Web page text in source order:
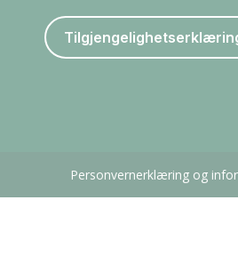
Personvernerklæring og